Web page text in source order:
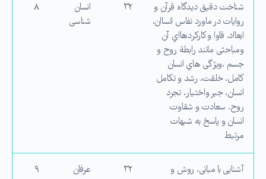
شناخت دقیق دیدگاه قرآن و
روایات در ماورد نفاس انساان،
ابعااد، قاوا و كاركردهااي آن
ومباحثی مانند رابطة روح و
جسم ،ویژگی هاي انسان
كامل، خلقت، رشد و تكامل
انسان، جبر واختیار، تجرد
روح، سعادت و شقاوت
انسان و پاسخ به شبهات
مرتبط
انسان
شناسی
۸
آشنایی با مبانی، روش و
عرفان